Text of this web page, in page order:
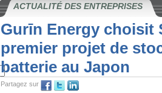
ACTUALITÉ DES ENTREPRISES
Gurīn Energy choisit
premier projet de
batterie au Japon
Partagez sur